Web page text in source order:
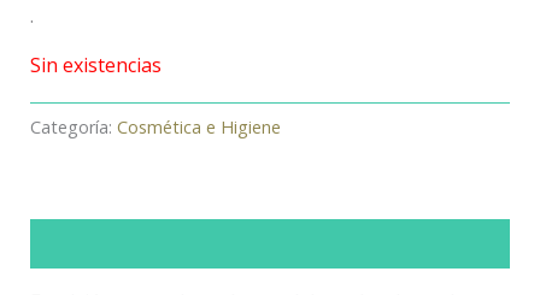
.
Sin existencias
Categoría: Cosmética e Higiene